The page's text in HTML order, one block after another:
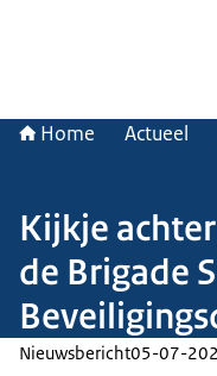
Home Actueel
Kijkje
de Brigade
Nieuwsbericht05-07-